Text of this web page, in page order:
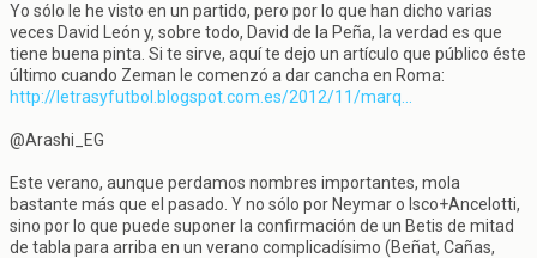
Yo sólo le he visto en un partido, pero por lo que han dicho varias
veces David León y, sobre todo, David de la Peña, la verdad es que
tiene buena pinta. Si te sirve, aquí te dejo un artículo que público éste
último cuando Zeman le comenzó a dar cancha en Roma:
http://letrasyfutbol.blogspot.com.es/2012/11/marq...
@Arashi_EG
Este verano, aunque perdamos nombres importantes, mola
bastante más que el pasado. Y no sólo por Neymar o Isco+Ancelotti,
sino por lo que puede suponer la confirmación de un Betis de mitad
de tabla para arriba en un verano complicadísimo (Beñat, Cañas,